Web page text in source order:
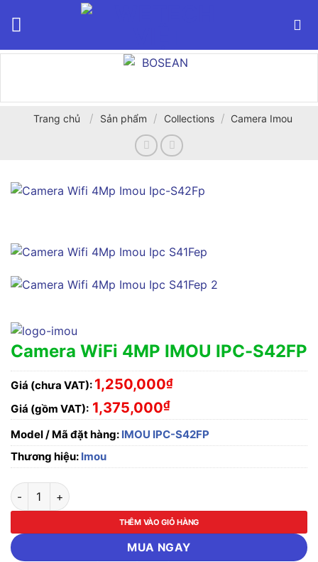
Trang chủ / Sản phẩm / Collections / Camera Imou
Camera WiFi 4MP IMOU IPC-S42FP
Giá (chưa VAT): 1,250,000₫
Giá (gồm VAT): 1,375,000₫
Model / Mã đặt hàng: IMOU IPC-S42FP
Thương hiệu: Imou
Camera WiFi 4MP IMOU IPC-S42FP số lượng
THÊM VÀO GIỎ HÀNG
MUA NGAY